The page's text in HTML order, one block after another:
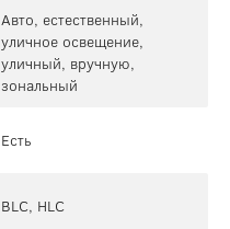
Авто, естественный,
уличное освещение,
уличный, вручную,
зональный
Есть
BLC, HLC